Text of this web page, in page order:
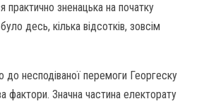
зненацька на початку
десь, кілька відсотків, зовсім
несподіваної перемоги Георгеску
фактори. Значна частина електорату